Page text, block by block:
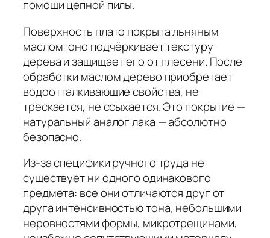
помощи цепной пилы.
Поверхность плато покрыта льняным
маслом: оно подчёркивает текстуру
дерева и защищает его от плесени. После
обработки маслом дерево приобретает
водоотталкивающие свойства, не
трескается, не ссыхается. Это покрытие —
натуральный аналог лака — абсолютно
безопасно.
Из-за специфики ручного труда не
существует ни одного одинакового
предмета: все они отличаются друг от
друга интенсивностью тона, небольшими
неровностями формы, микротрещинами,